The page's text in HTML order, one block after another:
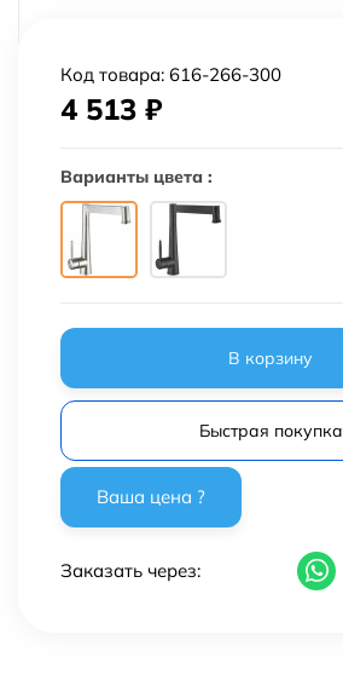
Код товара: 616-266-300
4 513 ₽
Варианты цвета :
В корзину
Быстрая покупка
Заказать через: